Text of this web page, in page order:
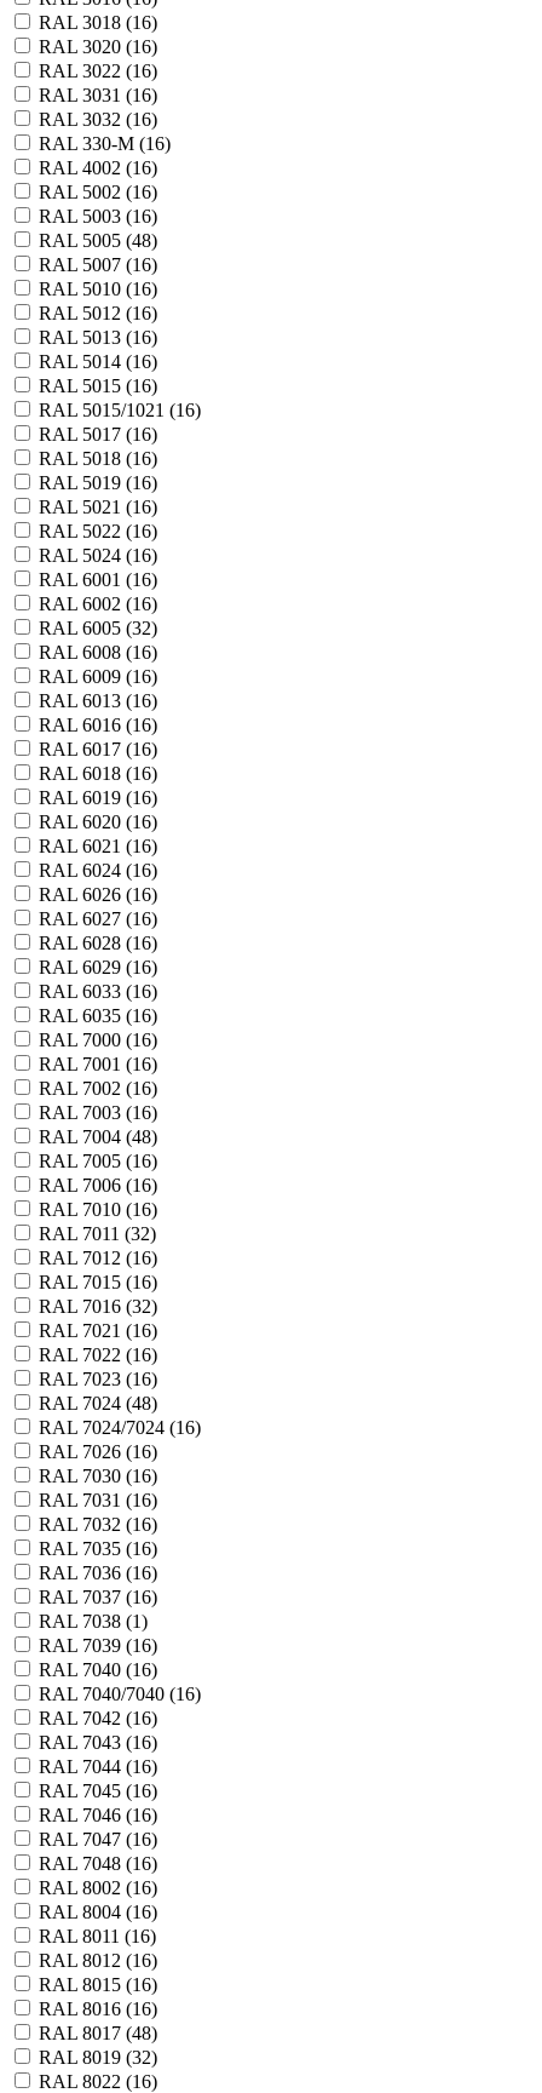
RAL 3018 (16)
RAL 3020 (16)
RAL 3022 (16)
RAL 3031 (16)
RAL 3032 (16)
RAL 330-М (16)
RAL 4002 (16)
RAL 5002 (16)
RAL 5003 (16)
RAL 5005 (48)
RAL 5007 (16)
RAL 5010 (16)
RAL 5012 (16)
RAL 5013 (16)
RAL 5014 (16)
RAL 5015 (16)
RAL 5015/1021 (16)
RAL 5017 (16)
RAL 5018 (16)
RAL 5019 (16)
RAL 5021 (16)
RAL 5022 (16)
RAL 5024 (16)
RAL 6001 (16)
RAL 6002 (16)
RAL 6005 (32)
RAL 6008 (16)
RAL 6009 (16)
RAL 6013 (16)
RAL 6016 (16)
RAL 6017 (16)
RAL 6018 (16)
RAL 6019 (16)
RAL 6020 (16)
RAL 6021 (16)
RAL 6024 (16)
RAL 6026 (16)
RAL 6027 (16)
RAL 6028 (16)
RAL 6029 (16)
RAL 6033 (16)
RAL 6035 (16)
RAL 7000 (16)
RAL 7001 (16)
RAL 7002 (16)
RAL 7003 (16)
RAL 7004 (48)
RAL 7005 (16)
RAL 7006 (16)
RAL 7010 (16)
RAL 7011 (32)
RAL 7012 (16)
RAL 7015 (16)
RAL 7016 (32)
RAL 7021 (16)
RAL 7022 (16)
RAL 7023 (16)
RAL 7024 (48)
RAL 7024/7024 (16)
RAL 7026 (16)
RAL 7030 (16)
RAL 7031 (16)
RAL 7032 (16)
RAL 7035 (16)
RAL 7036 (16)
RAL 7037 (16)
RAL 7038 (1)
RAL 7039 (16)
RAL 7040 (16)
RAL 7040/7040 (16)
RAL 7042 (16)
RAL 7043 (16)
RAL 7044 (16)
RAL 7045 (16)
RAL 7046 (16)
RAL 7047 (16)
RAL 7048 (16)
RAL 8002 (16)
RAL 8004 (16)
RAL 8011 (16)
RAL 8012 (16)
RAL 8015 (16)
RAL 8016 (16)
RAL 8017 (48)
RAL 8019 (32)
RAL 8022 (16)